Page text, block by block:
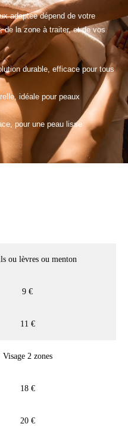
adaptée dépend de votre
de la zone à traiter, et de vos
durable, efficace pour tous
idéale pour peaux
pour une peau lisse
ou lèvres ou menton
9 €
11 €
Visage 2 zones
18 €
20 €